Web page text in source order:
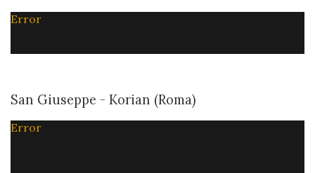
Error
San Giuseppe - Korian (Roma)
Error